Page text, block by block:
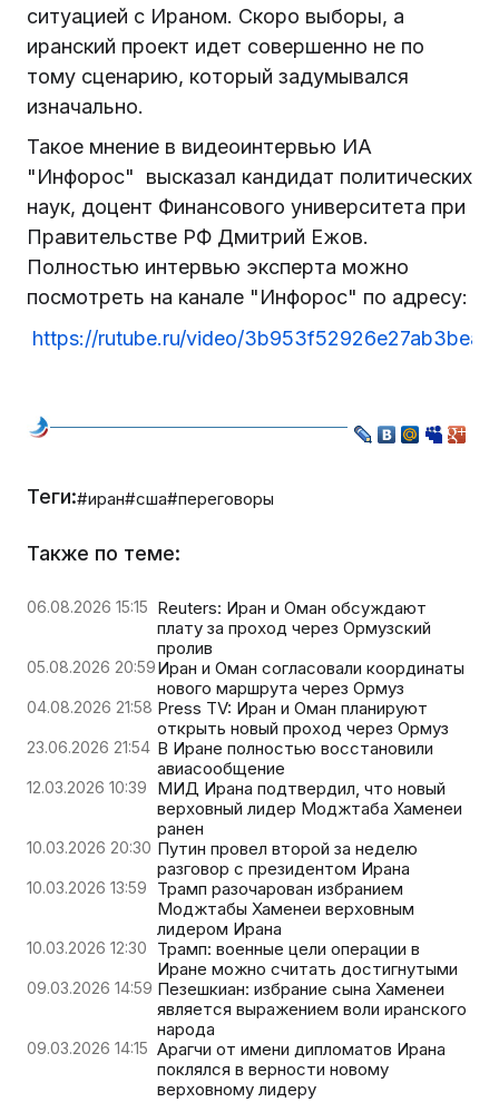
ситуацией с Ираном. Скоро выборы, а
иранский проект идет совершенно не по
тому сценарию, который задумывался
изначально.
Такое мнение в видеоинтервью ИА
"Инфорос" высказал кандидат политических
наук, доцент Финансового университета при
Правительстве РФ Дмитрий Ежов.
Полностью интервью эксперта можно
посмотреть на канале "Инфорос" по адресу:
https://rutube.ru/video/
Теги:#иран#сша#переговоры
Также по теме:
06.08.2026 15:15 Reuters: Иран и Оман обсуждают
плату за проход через Ормузский
пролив
05.08.2026 20:59Иран и Оман согласовали координаты
нового маршрута через Ормуз
04.08.2026 21:58 Press TV: Иран и Оман планируют
открыть новый проход через Ормуз
23.06.2026 21:54 В Иране полностью восстановили
авиасообщение
12.03.2026 10:39
МИД Ирана подтвердил, что новый
верховный лидер Моджтаба Хаменеи
ранен
10.03.2026 20:30 Путин провел второй за неделю
разговор с президентом Ирана
10.03.2026 13:59
Трамп разочарован избранием
Моджтабы Хаменеи верховным
лидером Ирана
10.03.2026 12:30
Трамп: военные цели операции в
Иране можно считать достигнутыми
09.03.2026 14:59 Пезешкиан: избрание сына Хаменеи
является выражением воли иранского
народа
09.03.2026 14:15 Арагчи от имени дипломатов Ирана
поклялся в верности новому
верховному лидеру